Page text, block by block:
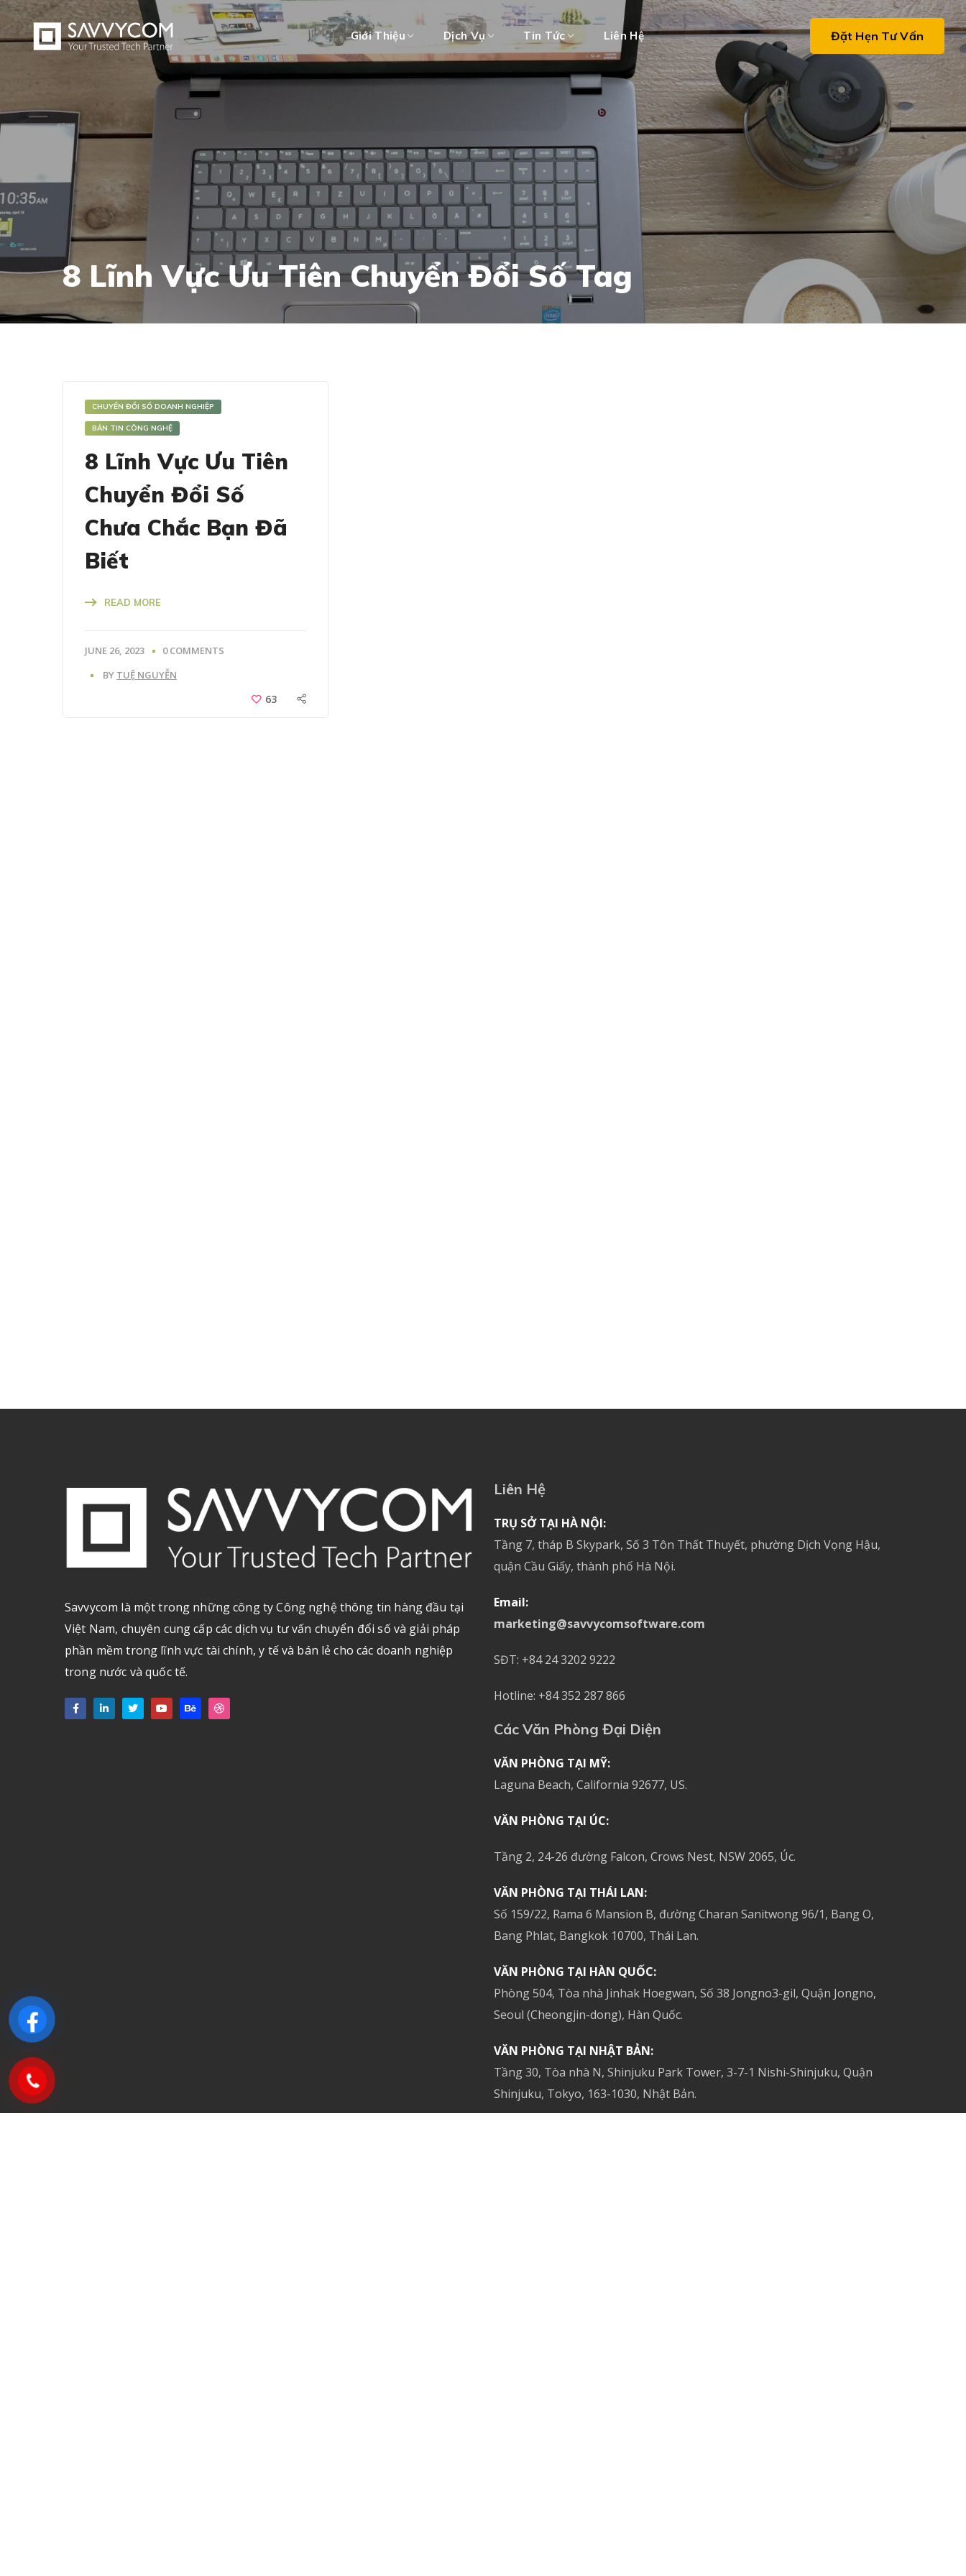
Giới Thiệu Dịch Vụ Tin Tức Liên Hệ Đặt Hẹn Tư Vấn
8 Lĩnh Vực Ưu Tiên Chuyển Đổi Số Tag
CHUYỂN ĐỔI SỐ DOANH NGHIỆP
BẢN TIN CÔNG NGHỆ
8 Lĩnh Vực Ưu Tiên
Chuyển Đổi Số
Chưa Chắc Bạn Đã
Biết
READ MORE
JUNE 26, 2023
0 COMMENTS
BY TUỆ NGUYỄN
63
Savvycom là một trong những công ty Công nghệ thông tin hàng đầu tại
Việt Nam, chuyên cung cấp các dịch vụ tư vấn chuyển đổi số và giải pháp
phần mềm trong lĩnh vực tài chính, y tế và bán lẻ cho các doanh nghiệp
trong nước và quốc tế.
Liên Hệ
TRỤ SỞ TẠI HÀ NỘI:
Tầng 7, tháp B Skypark, Số 3 Tôn Thất Thuyết, phường Dịch Vọng Hậu,
quận Cầu Giấy, thành phố Hà Nội.
Email:
marketing@savvycomsoftware.com
SĐT: +84 24 3202 9222
Hotline: +84 352 287 866
Các Văn Phòng Đại Diện
VĂN PHÒNG TẠI MỸ:
Laguna Beach, California 92677, US.
VĂN PHÒNG TẠI ÚC:
Tầng 2, 24-26 đường Falcon, Crows Nest, NSW 2065, Úc.
VĂN PHÒNG TẠI THÁI LAN:
Số 159/22, Rama 6 Mansion B, đường Charan Sanitwong 96/1, Bang O,
Bang Phlat, Bangkok 10700, Thái Lan.
VĂN PHÒNG TẠI HÀN QUỐC:
Phòng 504, Tòa nhà Jinhak Hoegwan, Số 38 Jongno3-gil, Quận Jongno,
Seoul (Cheongjin-dong), Hàn Quốc.
VĂN PHÒNG TẠI NHẬT BẢN:
Tầng 30, Tòa nhà N, Shinjuku Park Tower, 3-7-1 Nishi-Shinjuku, Quận
Shinjuku, Tokyo, 163-1030, Nhật Bản.